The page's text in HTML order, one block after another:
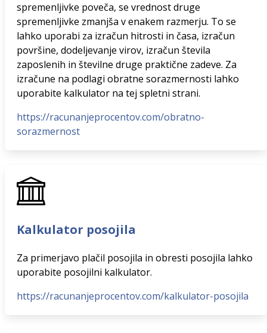
spremenljivke poveča, se vrednost druge
spremenljivke zmanjša v enakem razmerju. To se
lahko uporabi za izračun hitrosti in časa, izračun
površine, dodeljevanje virov, izračun števila
zaposlenih in številne druge praktične zadeve. Za
izračune na podlagi obratne sorazmernosti lahko
uporabite kalkulator na tej spletni strani.
https://racunanjeprocentov.com/obratno-
sorazmernost
Kalkulator posojila
Za primerjavo plačil posojila in obresti posojila lahko
uporabite posojilni kalkulator.
https://racunanjeprocentov.com/kalkulator-posojila